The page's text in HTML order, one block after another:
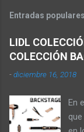
Entradas
LIDL
COLECCIÓN
-diciembre 16, 2018
En